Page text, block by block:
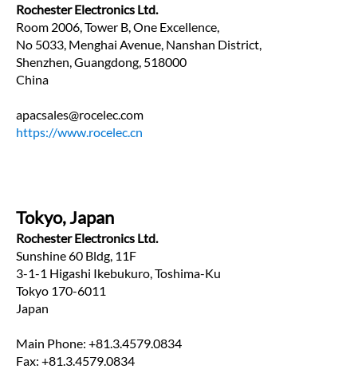
Rochester Electronics Ltd.
Room 2006, Tower B, One Excellence,
No 5033, Menghai Avenue, Nanshan District,
Shenzhen, Guangdong, 518000
China
apacsales@rocelec.com
https://www.rocelec.cn
Tokyo, Japan
Rochester Electronics Ltd.
Sunshine 60 Bldg, 11F
3-1-1 Higashi Ikebukuro, Toshima-Ku
Tokyo 170-6011
Japan
Main Phone: +81.3.4579.0834
Fax: +81.3.4579.0834